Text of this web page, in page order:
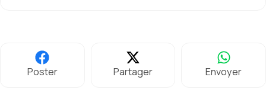
Poster Partager Envoyer